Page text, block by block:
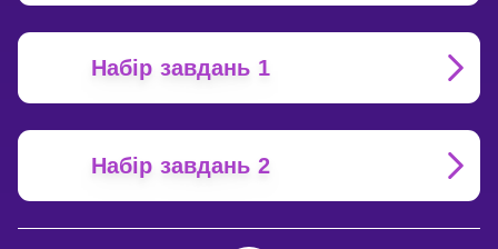
Набір завдань 1
Набір завдань 2